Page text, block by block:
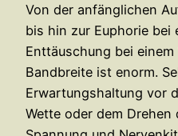
Von der anfänglichen
bis hin zur Euphorie bei
Enttäuschung bei
Bandbreite ist enorm.
Erwartungshaltung vor
Wette oder dem